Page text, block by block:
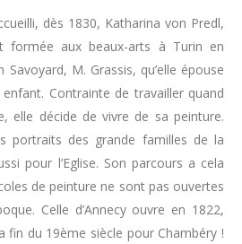
dès 1830, Katharina von Predl,
formée aux beaux-arts à Turin en
M. Grassis, qu’elle épouse
Contrainte de travailler quand
elle décide de vivre de sa peinture.
portraits des grande familles de la
pour l’Eglise. Son parcours a cela
de peinture ne sont pas ouvertes
Celle d’Annecy ouvre en 1822,
fin du 19ème siècle pour Chambéry !